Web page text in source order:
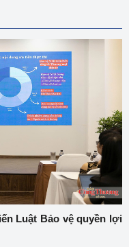
Luật Bảo vệ quyền lợi